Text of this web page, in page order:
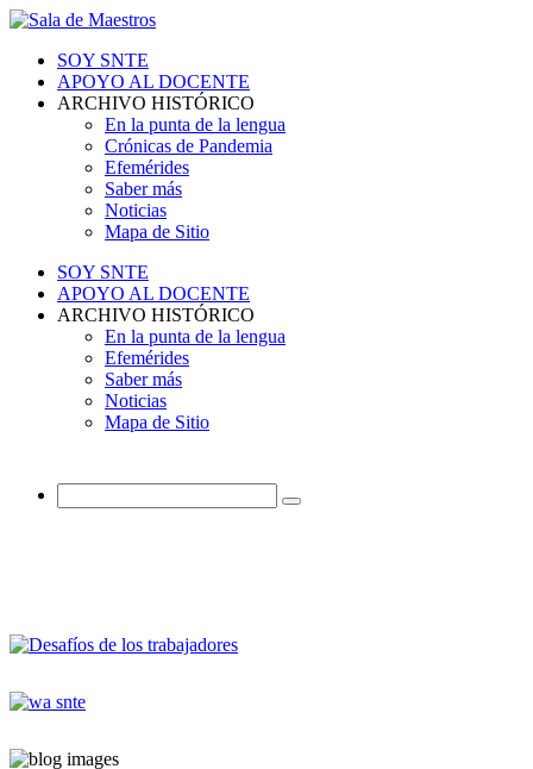
SOY SNTE
APOYO AL DOCENTE
ARCHIVO HISTÓRICO
En la punta de la lengua
Crónicas de Pandemia
Efemérides
Saber más
Noticias
Mapa de Sitio
SOY SNTE
APOYO AL DOCENTE
ARCHIVO HISTÓRICO
En la punta de la lengua
Efemérides
Saber más
Noticias
Mapa de Sitio